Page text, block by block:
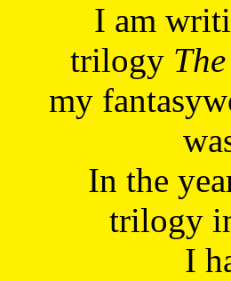
I am
trilogy
my
In the
trilogy
I